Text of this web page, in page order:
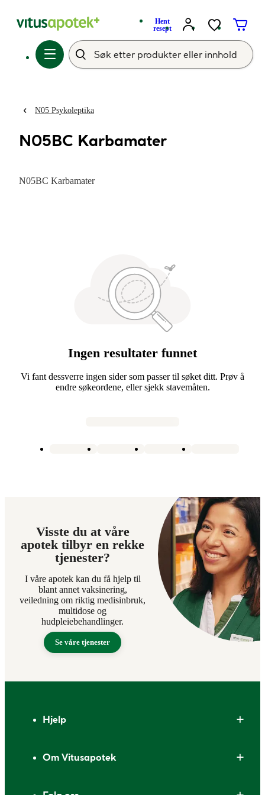
Hent
resept
N05 Psykoleptika
N05BC Karbamater
N05BC Karbamater
Ingen resultater funnet
Vi fant dessverre ingen sider som passer til søket ditt. Prøv å
endre søkeordene, eller sjekk stavemåten.
Visste du at våre
apotek tilbyr en rekke
tjenester?
I våre apotek kan du få hjelp til
blant annet vaksinering,
veiledning om riktig medisinbruk,
multidose og
hudpleiebehandlinger.
Se våre tjenester
Hjelp
Om Vitusapotek